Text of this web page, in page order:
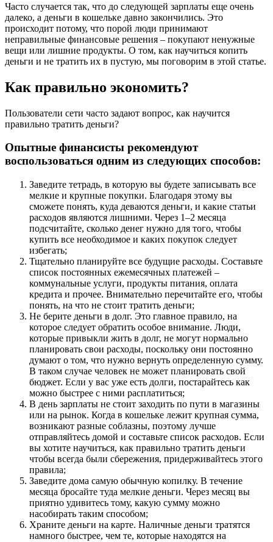
Часто случается так, что до следующей зарплаты еще очень
далеко, а деньги в кошельке давно закончились. Это
происходит потому, что порой люди принимают
неправильные финансовые решения – покупают ненужные
вещи или лишние продукты. О том, как научиться копить
деньги и не тратить их в пустую, мы поговорим в этой статье.
Как правильно экономить?
Пользователи сети часто задают вопрос, как научится
правильно тратить деньги?
Опытные финансисты рекомендуют
воспользоваться одним из следующих способов:
Заведите тетрадь, в которую вы будете записывать все
мелкие и крупные покупки. Благодаря этому вы
сможете понять, куда деваются деньги, и какие статьи
расходов являются лишними. Через 1–2 месяца
подсчитайте, сколько денег нужно для того, чтобы
купить все необходимое и каких покупок следует
избегать;
Тщательно планируйте все будущие расходы. Составьте
список постоянных ежемесячных платежей –
коммунальные услуги, продукты питания, оплата
кредита и прочее. Внимательно перечитайте его, чтобы
понять, на что не стоит тратить деньги;
Не берите деньги в долг. Это главное правило, на
которое следует обратить особое внимание. Люди,
которые привыкли жить в долг, не могут нормально
планировать свои расходы, поскольку они постоянно
думают о том, что нужно вернуть определенную сумму.
В таком случае человек не может планировать свой
бюджет. Если у вас уже есть долги, постарайтесь как
можно быстрее с ними расплатиться;
В день зарплаты не стоит заходить по пути в магазины
или на рынок. Когда в кошельке лежит крупная сумма,
возникают разные соблазны, поэтому лучше
отправляйтесь домой и составьте список расходов. Если
вы хотите научиться, как правильно тратить деньги
чтобы всегда были сбережения, придерживайтесь этого
правила;
Заведите дома самую обычную копилку. В течение
месяца бросайте туда мелкие деньги. Через месяц вы
приятно удивитесь тому, какую сумму можно
насобирать таким способом;
Храните деньги на карте. Наличные деньги тратятся
намного быстрее, чем те, которые находятся на